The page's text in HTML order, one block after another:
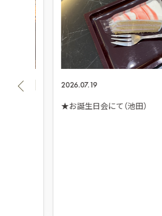
2026.07.19
★お誕生日会にて（池田）